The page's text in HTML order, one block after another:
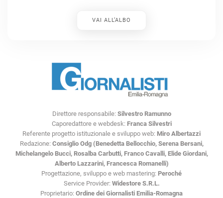
VAI ALL’ALBO
Direttore responsabile: Silvestro Ramunno
Caporedattore e webdesk: Franca Silvestri
Referente progetto istituzionale e sviluppo web: Miro Albertazzi
Redazione: Consiglio Odg (Benedetta Bellocchio, Serena Bersani,
Michelangelo Bucci, Rosalba Carbutti, Franco Cavalli, Elide Giordani,
Alberto Lazzarini, Francesca Romanelli)
Progettazione, sviluppo e web mastering: Peroché
Service Provider: Widestore S.R.L.
Proprietario: Ordine dei Giornalisti Emilia-Romagna